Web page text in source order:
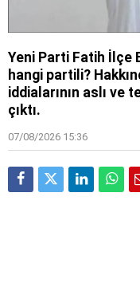
Yeni Parti Fatih İlçe
hangi partili?
iddialarının aslı
çıktı.
07/08/2026 15:36